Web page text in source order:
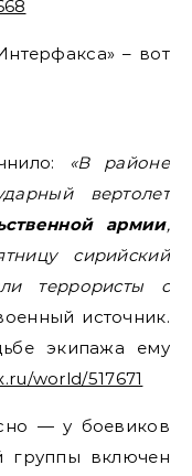
– вот
«В районе
вертолет
армии,
сирийский
террористы с
источник.
экипажа ему
world/517671
— у боевиков
группы включен